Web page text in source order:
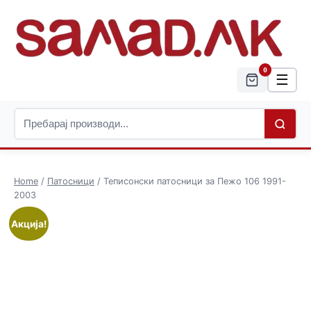
0
☰
Home / Патосници / Теписонски патосници за Пежо 106 1991-
2003
Акција!